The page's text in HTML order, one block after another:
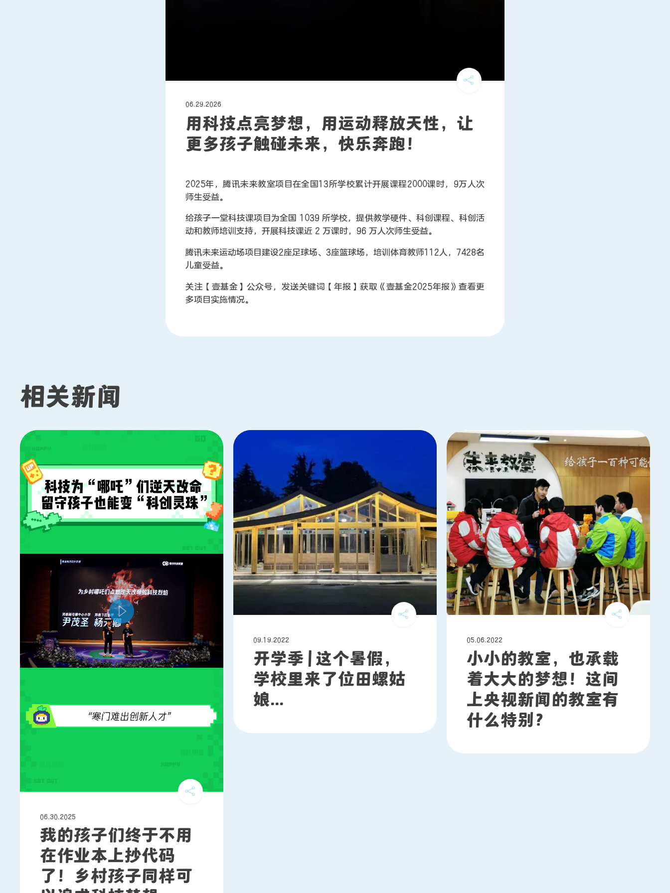
06.29.2026
用科技点亮梦想，用运动释放天性，让
更多孩子触碰未来，快乐奔跑！
2025年，腾讯未来教室项目在全国13所学校累计开展课程2000课时，9万人次
师生受益。
给孩子一堂科技课项目为全国 1039 所学校，提供教学硬件、科创课程、科创活
动和教师培训支持，开展科技课近 2 万课时，96 万人次师生受益。
腾讯未来运动场项目建设2座足球场、3座篮球场，培训体育教师112人，7428名
儿童受益。
关注【壹基金】公众号，发送关键词【年报】获取《壹基金2025年报》查看更
多项目实施情况。
相关新闻
06.30.2025
我的孩子们终于不用
在作业本上抄代码
了！乡村孩子同样可
09.19.2022
开学季 | 这个暑假，
学校里来了位田螺姑
娘...
05.06.2022
小小的教室，也承载
着大大的梦想！这间
上央视新闻的教室有
什么特别？